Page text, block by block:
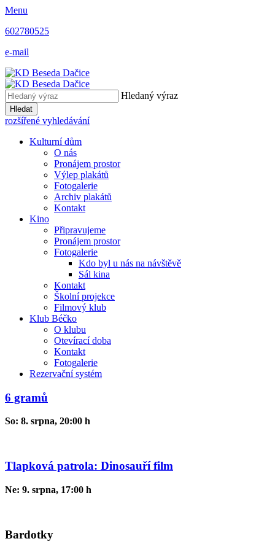
Menu
602780525
e-mail
Hledaný výraz
Hledat
rozšířené vyhledávání
Kulturní dům
O nás
Pronájem prostor
Výlep plakátů
Fotogalerie
Archiv plakátů
Kontakt
Kino
Připravujeme
Pronájem prostor
Fotogalerie
Kdo byl u nás na návštěvě
Sál kina
Kontakt
Školní projekce
Filmový klub
Klub Béčko
O klubu
Otevírací doba
Kontakt
Fotogalerie
Rezervační systém
6 gramů
So: 8. srpna, 20:00 h
Tlapková patrola: Dinosauří film
Ne: 9. srpna, 17:00 h
Bardotky